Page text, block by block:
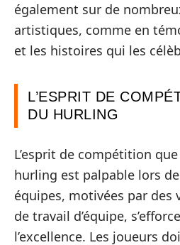
également sur de
artistiques, comme en
et les histoires qui les
L’ESPRIT DE
DU HURLING
L’esprit de compétition
hurling est palpable lors
équipes, motivées par des
de travail d’équipe,
l’excellence. Les joueurs